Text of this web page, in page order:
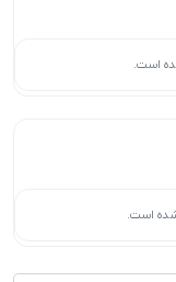
است.
است.